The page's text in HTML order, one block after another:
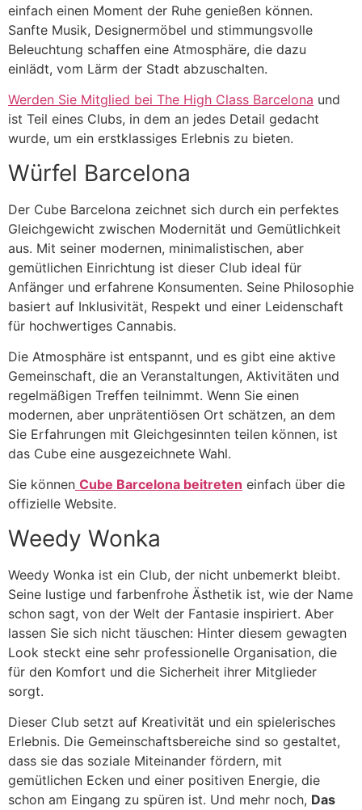
einfach einen Moment der Ruhe genießen können.
Sanfte Musik, Designermöbel und stimmungsvolle
Beleuchtung schaffen eine Atmosphäre, die dazu
einlädt, vom Lärm der Stadt abzuschalten.
Werden Sie Mitglied bei The High Class Barcelona und
ist Teil eines Clubs, in dem an jedes Detail gedacht
wurde, um ein erstklassiges Erlebnis zu bieten.
Würfel Barcelona
Der Cube Barcelona zeichnet sich durch ein perfektes
Gleichgewicht zwischen Modernität und Gemütlichkeit
aus. Mit seiner modernen, minimalistischen, aber
gemütlichen Einrichtung ist dieser Club ideal für
Anfänger und erfahrene Konsumenten. Seine Philosophie
basiert auf Inklusivität, Respekt und einer Leidenschaft
für hochwertiges Cannabis.
Die Atmosphäre ist entspannt, und es gibt eine aktive
Gemeinschaft, die an Veranstaltungen, Aktivitäten und
regelmäßigen Treffen teilnimmt. Wenn Sie einen
modernen, aber unprätentiösen Ort schätzen, an dem
Sie Erfahrungen mit Gleichgesinnten teilen können, ist
das Cube eine ausgezeichnete Wahl.
Sie können Cube Barcelona beitreten einfach über die
offizielle Website.
Weedy Wonka
Weedy Wonka ist ein Club, der nicht unbemerkt bleibt.
Seine lustige und farbenfrohe Ästhetik ist, wie der Name
schon sagt, von der Welt der Fantasie inspiriert. Aber
lassen Sie sich nicht täuschen: Hinter diesem gewagten
Look steckt eine sehr professionelle Organisation, die
für den Komfort und die Sicherheit ihrer Mitglieder
sorgt.
Dieser Club setzt auf Kreativität und ein spielerisches
Erlebnis. Die Gemeinschaftsbereiche sind so gestaltet,
dass sie das soziale Miteinander fördern, mit
gemütlichen Ecken und einer positiven Energie, die
schon am Eingang zu spüren ist. Und mehr noch, Das